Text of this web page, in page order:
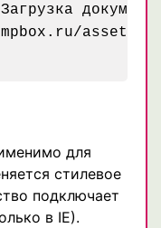
assets/
для
стилевое
подключает
в IE).